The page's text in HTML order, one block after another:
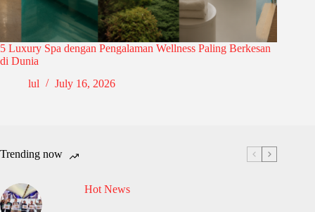
5 Luxury Spa dengan Pengalaman Wellness Paling Berkesan
di Dunia
lul
July 16, 2026
Trending now
Hot News